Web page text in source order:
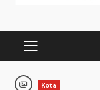
PRIMARY
Kota